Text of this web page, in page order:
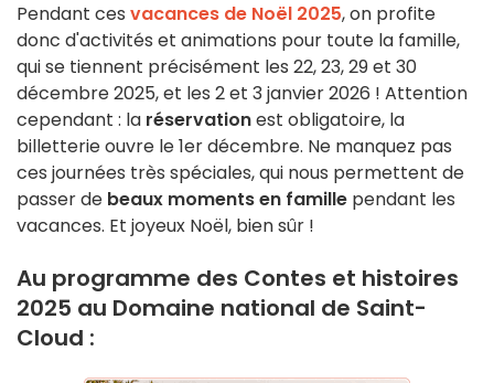
Pendant ces vacances de Noël 2025, on profite
donc d'activités et animations pour toute la famille,
qui se tiennent précisément les 22, 23, 29 et 30
décembre 2025, et les 2 et 3 janvier 2026 ! Attention
cependant : la réservationest obligatoire, la
billetterie ouvre le 1er décembre. Ne manquez pas
ces journées très spéciales, qui nous permettent de
passer de beaux moments en famille pendant les
vacances. Et joyeux Noël, bien sûr !
Au programme des Contes et histoires
2025 au Domaine national de Saint-
Cloud :